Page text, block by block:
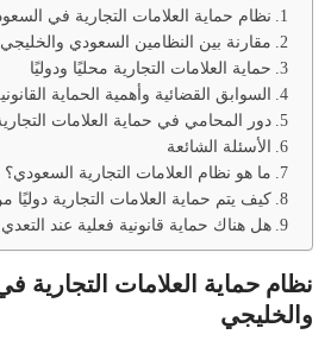
نظام حماية العلامات التجارية في
مقارنة بين النظامين السعودي والخليجي
حماية العلامات التجارية محليًا ودوليًا
السوابق القضائية وأهمية الحماية
دور المحامي في حماية العلامات
الأسئلة الشائعة
ما هو نظام العلامات التجارية السعودي؟
كيف يتم حماية العلامات التجارية دوليًا
هل هناك حماية قانونية فعلية عند
نظام حماية العلامات التجارية
والخليجي